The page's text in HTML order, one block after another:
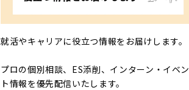
就活やキャリアに役立つ情報をお届けします。
プロの個別相談、ES添削、インターン・イベン
ト情報を優先配信いたします。